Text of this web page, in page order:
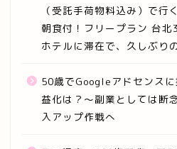
（受託手荷物料込み）で行
朝食付！フリープラン 台北
ホテルに滞在で、久しぶり
50歳でGoogleアドセンス
益化は？～副業としては断
入アップ作戦へ